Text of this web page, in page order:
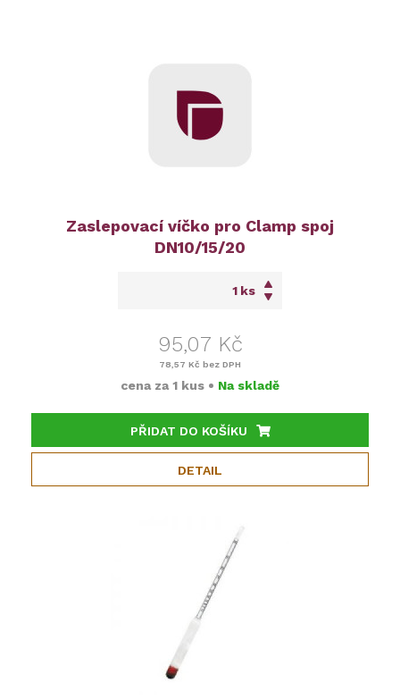
Zaslepovací víčko pro Clamp spoj
DN10/15/20
ks
95,07 Kč
78,57 Kč bez DPH
cena za 1 kus • Na skladě
PŘIDAT DO KOŠÍKU
DETAIL